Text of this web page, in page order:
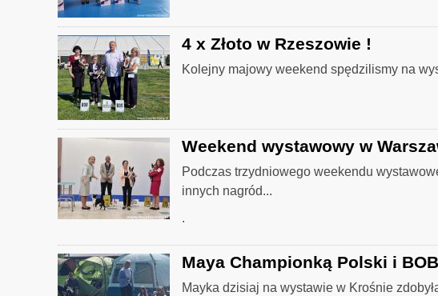
4 x Złoto w Rzeszowie !
Kolejny majowy weekend spędzilismy na
Weekend wystawowy w
Podczas trzydniowego weekendu
innych nagród...
.
Maya Championką Polski i
Mayka dzisiaj na wystawie w Krośnie